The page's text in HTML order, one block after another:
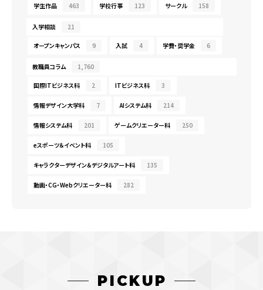
学生作品 463 学校行事 123 サークル 158
入学相談 21
オープンキャンパス 9 入試 4 学費・奨学金 6
教職員コラム 1,760
国際ITビジネス科 2 ITビジネス科 3
情報デザイン大学科 7 AIシステム科 214
情報システム科 201 ゲームクリエーター科 250
eスポーツ＆イベント科 105
キャラクターデザイン＆デジタルアート科 135
動画・CG・Webクリエーター科 282
PICKUP